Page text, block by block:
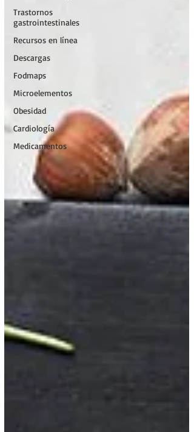
Trastornos
gastrointestinales
Recursos en línea
Descargas
Fodmaps
Microelementos
Obesidad
Cardiología
Medicamentos